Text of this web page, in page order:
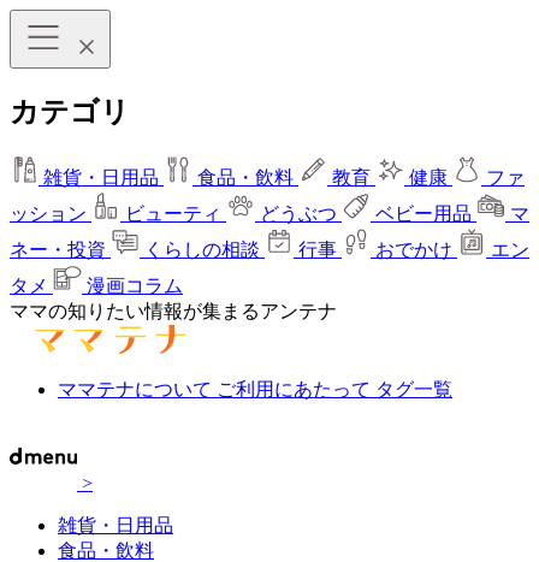
カテゴリ
雑貨・日用品 食品・飲料 教育 健康
ファ
ッション
ビューティ どうぶつ ベビー用品
マ
ネー・投資
くらしの相談 行事 おでかけ
エン
タメ
漫画コラム
ママの知りたい情報が集まるアンテナ
ママテナについて ご利用にあたって タグ一覧
>
雑貨・日用品
食品・飲料